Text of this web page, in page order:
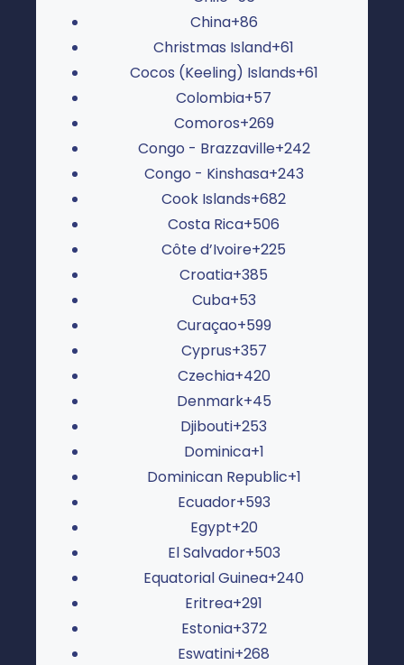
China+86
Christmas Island+61
Cocos (Keeling) Islands+61
Colombia+57
Comoros+269
Congo - Brazzaville+242
Congo - Kinshasa+243
Cook Islands+682
Costa Rica+506
Côte d’Ivoire+225
Croatia+385
Cuba+53
Curaçao+599
Cyprus+357
Czechia+420
Denmark+45
Djibouti+253
Dominica+1
Dominican Republic+1
Ecuador+593
Egypt+20
El Salvador+503
Equatorial Guinea+240
Eritrea+291
Estonia+372
Eswatini+268